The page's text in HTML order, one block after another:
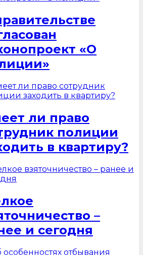
«О
ли право
полиции
в квартиру?
–
и сегодня